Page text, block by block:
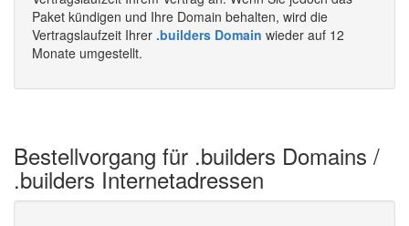
Paket kündigen und Ihre Domain behalten, wird die
Vertragslaufzeit Ihrer .builders Domain wieder auf 12
Monate umgestellt.
Bestellvorgang für .builders Domains /
.builders Internetadressen